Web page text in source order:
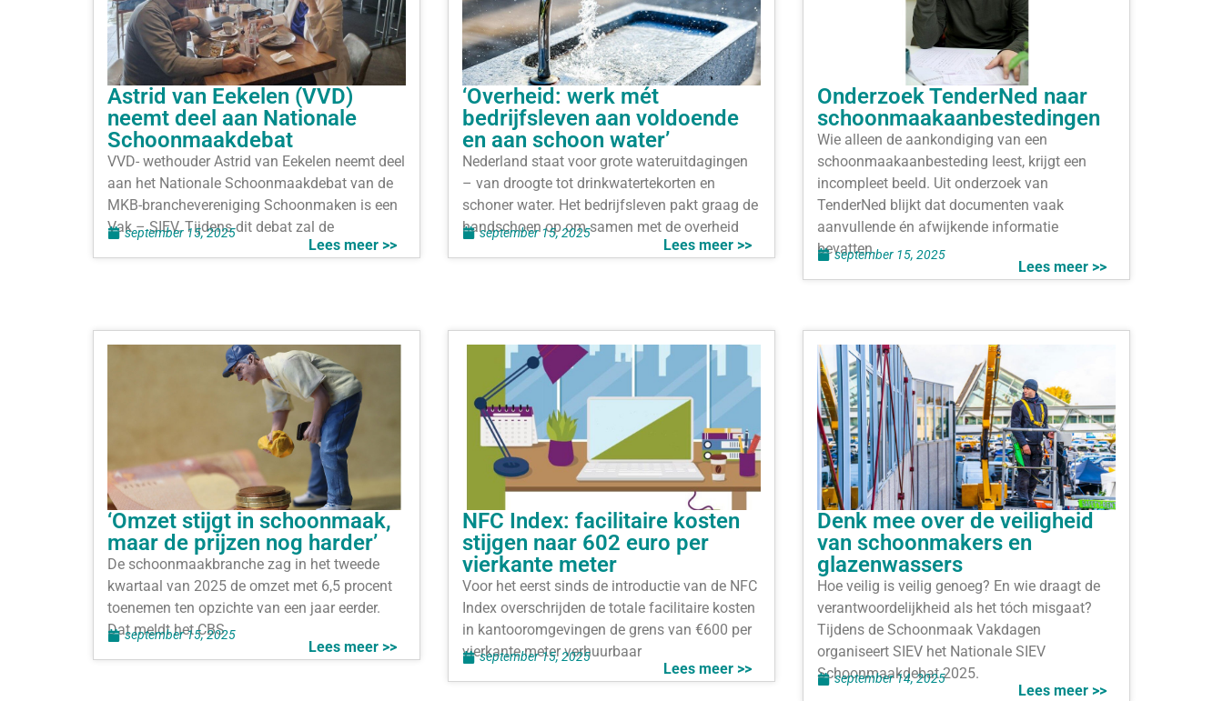
Astrid van Eekelen (VVD)
neemt deel aan Nationale
Schoonmaakdebat
VVD- wethouder Astrid van Eekelen neemt deel
aan het Nationale Schoonmaakdebat van de
MKB-branchevereniging Schoonmaken is een
Vak – SIEV. Tijdens dit debat zal de
Lees meer >>
september 15, 2025
‘Overheid: werk mét
bedrijfsleven aan voldoende
en aan schoon water’
Nederland staat voor grote wateruitdagingen
– van droogte tot drinkwatertekorten en
schoner water. Het bedrijfsleven pakt graag de
handschoen op om samen met de overheid
Lees meer >>
september 15, 2025
Onderzoek TenderNed naar
schoonmaakaanbestedingen
Wie alleen de aankondiging van een
schoonmaakaanbesteding leest, krijgt een
incompleet beeld. Uit onderzoek van
TenderNed blijkt dat documenten vaak
aanvullende én afwijkende informatie
bevatten.
Lees meer >>
september 15, 2025
‘Omzet stijgt in schoonmaak,
maar de prijzen nog harder’
De schoonmaakbranche zag in het tweede
kwartaal van 2025 de omzet met 6,5 procent
toenemen ten opzichte van een jaar eerder.
Dat meldt het CBS
Lees meer >>
september 15, 2025
NFC Index: facilitaire kosten
stijgen naar 602 euro per
vierkante meter
Voor het eerst sinds de introductie van de NFC
Index overschrijden de totale facilitaire kosten
in kantooromgevingen de grens van €600 per
vierkante meter verhuurbaar
Lees meer >>
september 15, 2025
Denk mee over de veiligheid
van schoonmakers en
glazenwassers
Hoe veilig is veilig genoeg? En wie draagt de
verantwoordelijkheid als het tóch misgaat?
Tijdens de Schoonmaak Vakdagen
organiseert SIEV het Nationale SIEV
Schoonmaakdebat 2025.
Lees meer >>
september 14, 2025